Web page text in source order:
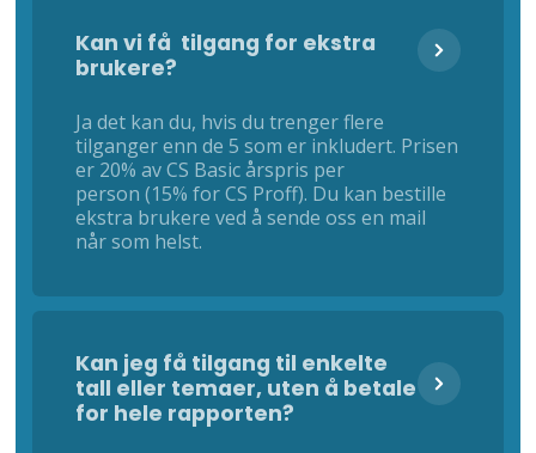
Kan vi få tilgang for ekstra
brukere?
Ja det kan du, hvis du trenger flere
tilganger enn de 5 som er inkludert. Prisen
er 20% av CS Basic årspris per
person (15% for CS Proff). Du kan bestille
ekstra brukere ved å sende oss en mail
når som helst.
Kan jeg få tilgang til enkelte
tall eller temaer, uten å betale
for hele rapporten?